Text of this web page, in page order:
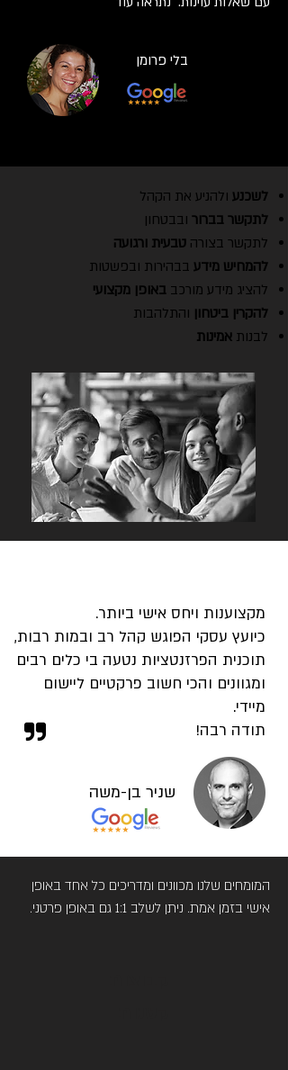
בלי פרומן
לשכנע ולהניע את הקהל
לתקשר בברור ובבטחון
לתקשר בצורה טבעית ורגועה
להמחיש מידע בבהירות ובפשטות
להציג מידע מורכב באופן מקצועי
להקרין ביטחון והתלהבות
לבנות אמינות
מקצוענות ויחס אישי ביותר.
כיועץ עסקי הפוגש קהל רב ובמות רבות,
תוכנית הפרזנטציות נטעה בי כלים רבים
ומגוונים והכי חשוב פרקטיים ליישום
מיידי.
תודה רבה!
שניר בן-משה
המומחים שלנו מכוונים ומדריכים כל אחד באופן
אישי בזמן אמת. ניתן לשלב 1:1 גם באופן פרטני.